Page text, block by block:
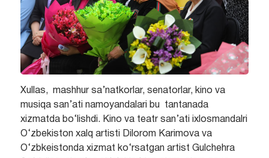
Xullas, mashhur sa’natkorlar, senatorlar, kino va
musiqa san’ati namoyandalari bu tantanada
xizmatda bo‘lishdi. Kino va teatr san’ati ixlosmandalri
O‘zbekiston xalq artisti Dilorom Karimova va
O‘zbkeistonda xizmat ko‘rsatgan artist Gulchehra